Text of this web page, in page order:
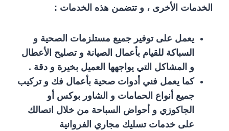
الخدمات الأخرى ، و تتضمن هذه الخدمات :
يعمل على توفير جميع مستلزمات الصحية و
السباكة للقيام بأعمال الصيانة و تصليح الأعطال
و المشاكل التي يواجهها العميل بخيرة و دقة .
كما يعمل فني أدوات صحية بأعمال فك و تركيب
جميع أنواع الحمامات و الشاور بوكس أو
الجاكوزي و أحواض السباحة من خلال اتصالك
على خدمات تسليك مجاري الفروانية